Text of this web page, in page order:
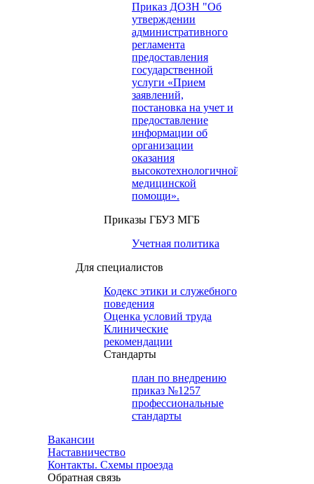
Приказ ДОЗН "Об
утверждении
административного
регламента
предоставления
государственной
услуги «Прием
заявлений,
постановка на учет и
предоставление
информации об
организации
оказания
высокотехнологичной
медицинской
помощи».
Приказы ГБУЗ МГБ
Учетная политика
Для специалистов
Кодекс этики и служебного
поведения
Оценка условий труда
Клинические
рекомендации
Cтандарты
план по внедрению
приказ №1257
профессиональные
стандарты
Вакансии
Наставничество
Контакты. Схемы проезда
Обратная связь